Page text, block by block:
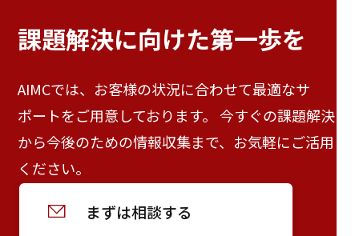
課題解決に向けた第一歩を
AIMCでは、お客様の状況に合わせて最適なサ
ポートをご用意しております。 今すぐの課題解決
から今後のための情報収集まで、お気軽にご活用
ください。
まずは相談する